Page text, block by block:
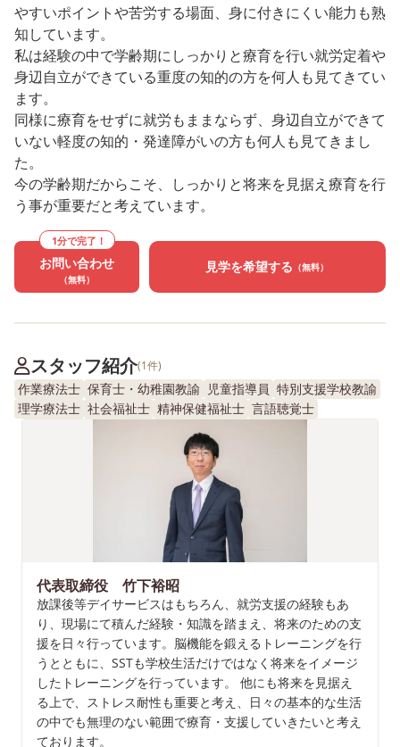
やすいポイントや苦労する場面、身に付きにくい能力も熟
知しています。
私は経験の中で学齢期にしっかりと療育を行い就労定着や
身辺自立ができている重度の知的の方を何人も見てきてい
ます。
同様に療育をせずに就労もままならず、身辺自立ができて
いない軽度の知的・発達障がいの方も何人も見てきまし
た。
今の学齢期だからこそ、しっかりと将来を見据え療育を行
う事が重要だと考えています。
1分で完了！
お問い合わせ
（無料）
見学を希望する （無料）
スタッフ紹介(1件)
作業療法士 保育士・幼稚園教諭 児童指導員 特別支援学校教諭
理学療法士 社会福祉士 精神保健福祉士 言語聴覚士
代表取締役 竹下裕昭
放課後等デイサービスはもちろん、就労支援の経験もあ
り、現場にて積んだ経験・知識を踏まえ、将来のための支
援を日々行っています。脳機能を鍛えるトレーニングを行
うとともに、SSTも学校生活だけではなく将来をイメージ
したトレーニングを行っています。 他にも将来を見据え
る上で、ストレス耐性も重要と考え、日々の基本的な生活
の中でも無理のない範囲で療育・支援していきたいと考え
ております。